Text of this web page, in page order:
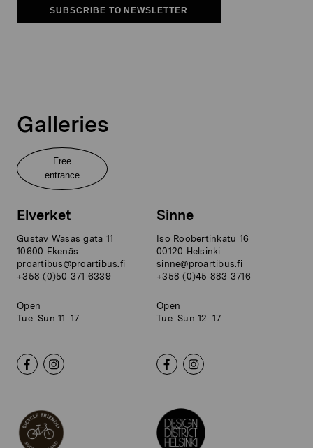
SUBSCRIBE TO NEWSLETTER
Galleries
Free
entrance
Elverket
Gustav Wasas gata 11
10600 Ekenäs
proartibus@proartibus.fi
+358 (0)50 371 6339
Open
Tue–Sun 11–17
Sinne
Iso Roobertinkatu 16
00120 Helsinki
sinne@proartibus.fi
+358 (0)45 883 3716
Open
Tue–Sun 12–17